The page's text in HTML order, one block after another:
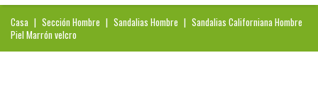
Casa | Sección Hombre | Sandalias Hombre | Sandalias Californiana Hombre
Piel Marrón velcro